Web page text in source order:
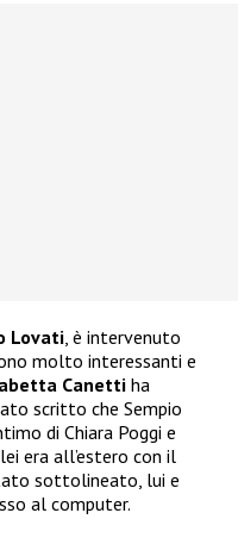
Lovati, è intervenuto
molto interessanti e
Canetti ha
scritto che Sempio
di Chiara Poggi e
era all’estero con il
sottolineato, lui e
al computer.